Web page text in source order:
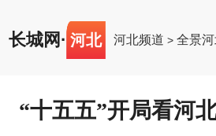
长城网 · 河北 河北频道 >全景
“十五五”开局看河